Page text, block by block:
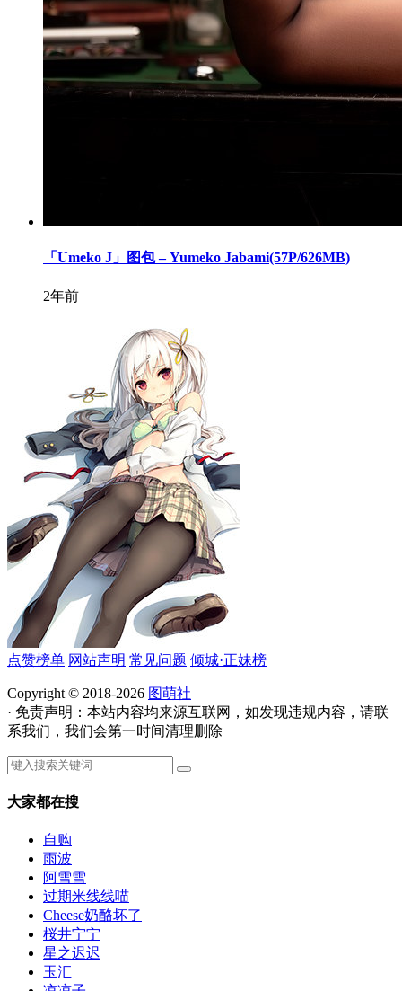
「Umeko J」图包 – Yumeko Jabami(57P/626MB)
2年前
点赞榜单 网站声明 常见问题 倾城·正妹榜
Copyright © 2018-2026 图萌社
· 免责声明：本站内容均来源互联网，如发现违规内容，请联
系我们，我们会第一时间清理删除
大家都在搜
自购
雨波
阿雪雪
过期米线线喵
Cheese奶酪坏了
桜井宁宁
星之迟迟
玉汇